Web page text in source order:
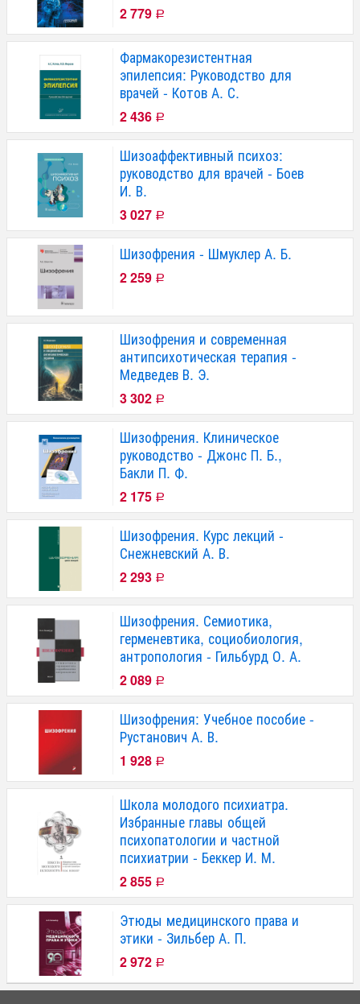
2 779 Р
Фармакорезистентная
эпилепсия: Руководство для
врачей - Котов А. С.
2 436 Р
Шизоаффективный психоз:
руководство для врачей - Боев
И. В.
3 027 Р
Шизофрения - Шмуклер А. Б.
2 259 Р
Шизофрения и современная
антипсихотическая терапия -
Медведев В. Э.
3 302 Р
Шизофрения. Клиническое
руководство - Джонс П. Б.,
Бакли П. Ф.
2 175 Р
Шизофрения. Курс лекций -
Снежневский А. В.
2 293 Р
Шизофрения. Семиотика,
герменевтика, социобиология,
антропология - Гильбурд О. А.
2 089 Р
Шизофрения: Учебное пособие -
Рустанович А. В.
1 928 Р
Школа молодого психиатра.
Избранные главы общей
психопатологии и частной
психиатрии - Беккер И. М.
2 855 Р
Этюды медицинского права и
этики - Зильбер А. П.
2 972 Р